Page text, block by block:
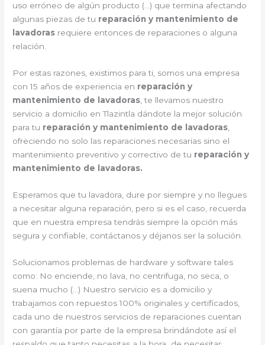
uso erróneo de algún producto (…) que termina afectando
algunas piezas de tu reparación y mantenimiento de
lavadoras requiere entonces de reparaciones o alguna
relación.
Por estas razones, existimos para ti, somos una empresa
con 15 años de experiencia en reparación y
mantenimiento de lavadoras , te llevamos nuestro
servicio a domicilio en Tlazintla dándote la mejor solución
para tu reparación y mantenimiento de lavadoras
ofreciendo no solo las reparaciones necesarias sino el
mantenimiento preventivo y correctivo de tu reparación y
mantenimiento de lavadoras.
Esperamos que tu lavadora, dure por siempre y no llegues
a necesitar alguna reparación, pero si es el caso, recuerda
que en nuestra empresa tendrás siempre la opción más
segura y confiable, contáctanos y déjanos ser la solución.
Solucionamos problemas de hardware y software tales
como: No enciende, no lava, no centrifuga, no seca, o
suena mucho (…) Nuestro servicio es a domicilio y
trabajamos con repuestos 100% originales y certificados,
cada uno de nuestros servicios de reparaciones cuentan
con garantía por parte de la empresa brindándote así el